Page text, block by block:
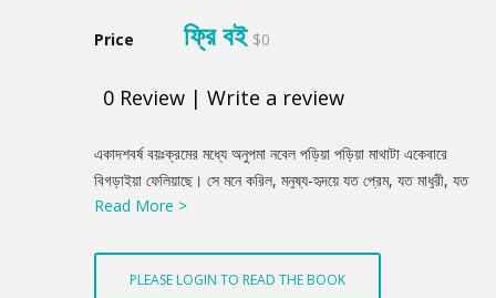
Price ফ্রি বই $0
0 Review | Write a review
Product
Summery
একাদশবর্ষ বয়ঃক্রমের মধ্যে অনুপমা নবেল পড়িয়া পড়িয়া মাথাটা একেবারে
বিগড়াইয়া ফেলিয়াছে। সে মনে করিল, মনুষ্য-হৃদয়ে যত প্রেম, যত মাধুরী, যত
শোভা, যত সৌন্দর্য, যত তৃষ্ণা আছে, সব খুঁটিয়া বাছিয়া একত্রিত করিয়া নিজের
নখদর্পণ হইয়াছে। জগতের শিখিবার পদার্থ আর তাহার কিছুই নাই; সব জানিয়া
ফেলিয়াছে, সব শিখিয়া ফেলিয়াছে। সতীত্বের জ্যোতি সে যেমন দেখিতে পায়,
Read More >
PLEASE LOGIN TO READ THE BOOK